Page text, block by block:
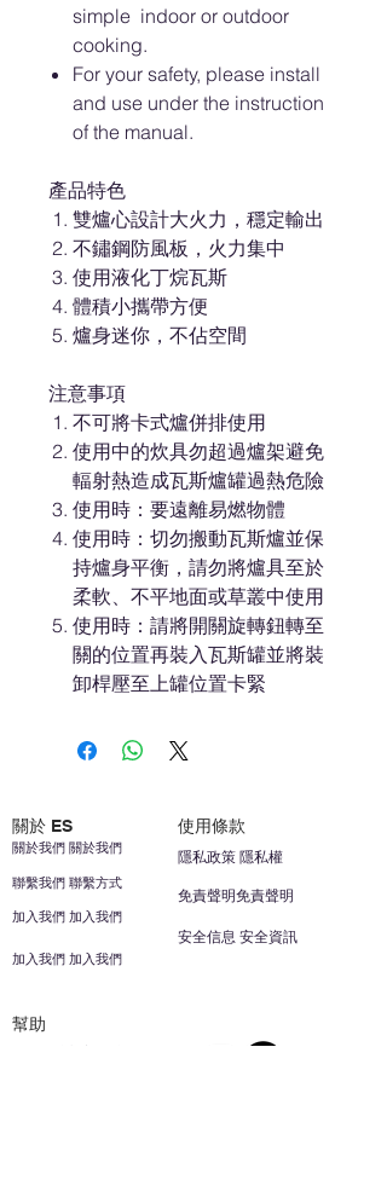
simple indoor or outdoor
cooking.
For your safety, please install
and use under the instruction
of the manual.
產品特色
雙爐心設計大火力，穩定輸出
不鏽鋼防風板，火力集中
使用液化丁烷瓦斯
體積小攜帶方便
爐身迷你，不佔空間
注意事項
不可將卡式爐併排使用
使用中的炊具勿超過爐架避免
輻射熱造成瓦斯爐罐過熱危險
使用時：要遠離易燃物體
使用時：切勿搬動瓦斯爐並保
持爐身平衡，請勿將爐具至於
柔軟、不平地面或草叢中使用
使用時：請將開關旋轉鈕轉至
關的位置再裝入瓦斯罐並將裝
卸桿壓至上罐位置卡緊
關於 ES 使用條款
聯繫我們 聯繫方式
加入我們 加入我們
關於我們 關於我們
加入我們 加入我們
安全信息 安全資訊
免責聲明免責聲明
隱私政策 隱私權
幫助